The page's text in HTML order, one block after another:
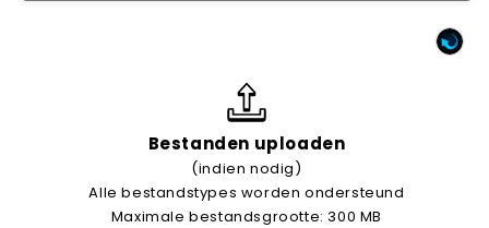
Bestanden uploaden
(indien nodig)
Alle bestandstypes worden ondersteund
Maximale bestandsgrootte: 300 MB